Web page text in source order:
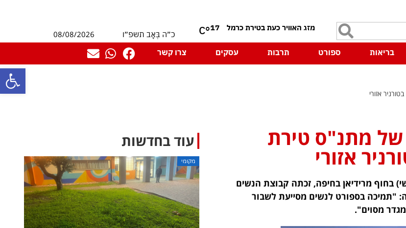
פתח
17
°C כ״ה בְּאָב תשפ״ו
08/08/2026
בריאות ספורט תרבות עסקים צרו קשר
אזורי
של מתנ"ס טירת
אזורי
בחוף מרידיאן בחיפה, זכתה קבוצת הנשים
"תמיכה בספורט לנשים מסייעת לשבור
מסוים".
עוד בחדשות
מקומי